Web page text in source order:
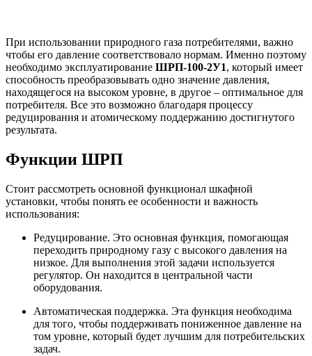
При использовании природного газа потребителями, важно
чтобы его давление соответствовало нормам. Именно поэтому
необходимо эксплуатирование ШРП-100-2У1, который имеет
способность преобразовывать одно значение давления,
находящегося на высоком уровне, в другое – оптимальное для
потребителя. Все это возможно благодаря процессу
редуцирования и атомическому поддержанию достигнутого
результата.
Функции ШРП
Стоит рассмотреть основной функционал шкафной
установки, чтобы понять ее особенности и важность
использования:
Редуцирование. Это основная функция, помогающая
переходить природному газу с высокого давления на
низкое. Для выполнения этой задачи используется
регулятор. Он находится в центральной части
оборудования.
Автоматическая поддержка. Эта функция необходима
для того, чтобы поддерживать пониженное давление на
том уровне, который будет лучшим для потребительских
задач.